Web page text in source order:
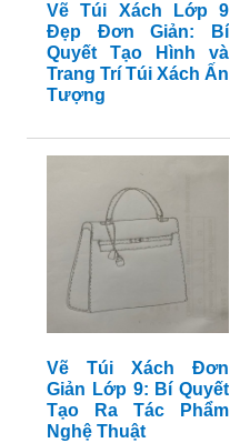
Vẽ Túi Xách Lớp 9
Đẹp Đơn Giản: Bí
Quyết Tạo Hình và
Trang Trí Túi Xách Ấn
Tượng
Vẽ Túi Xách Đơn
Giản Lớp 9: Bí Quyết
Tạo Ra Tác Phẩm
Nghệ Thuật